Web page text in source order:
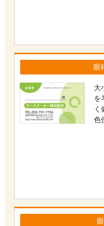
眼
大
を
く
色